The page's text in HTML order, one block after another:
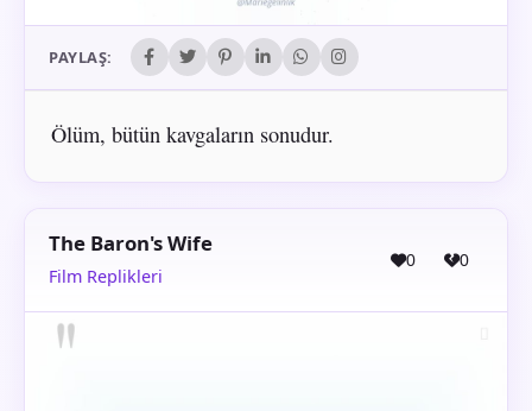
PAYLAŞ:
Ölüm, bütün kavgaların sonudur.
The Baron's Wife
Film Replikleri
0 0